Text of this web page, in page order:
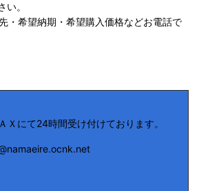
さい。
望納期・希望購入価格などお電話で
にて24時間受け付けております。